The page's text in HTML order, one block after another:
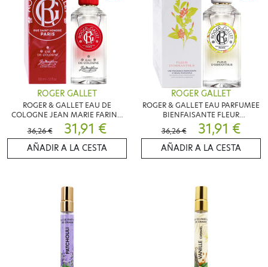
ROGER GALLET
ROGER & GALLET EAU DE
COLOGNE JEAN MARIE FARINA
100ML
36,26 € 31,91 €
AÑADIR A LA CESTA
ROGER GALLET
ROGER & GALLET EAU PARFUMEE
BIENFAISANTE FLEUR
D'OSMANTHUS 100ML
36,26 € 31,91 €
AÑADIR A LA CESTA